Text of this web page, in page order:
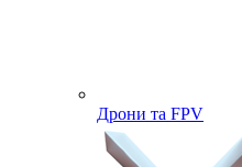
Дрони та FPV